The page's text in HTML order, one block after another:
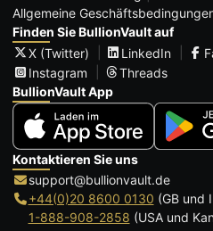
Allgemeine
Finden Sie BullionVault auf
X (Twitter)
LinkedIn
Instagram
Threads
BullionVault App
Kontaktieren Sie uns
support@bullionvault.de
+44(0)20 8600 0130 (GB und
1-888-908-2858 (USA und